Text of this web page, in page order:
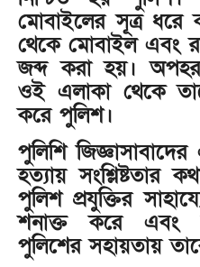
মোবাইলের সূত্র ধরে
থেকে মোবাইল এবং
জব্দ করা হয়।
ওই এলাকা থেকে
করে পুলিশ।
পুলিশি
হত্যায় সংশ্লিষ্টতার
পুলিশ প্রযুক্তির
শনাক্ত করে এবং
পুলিশের সহায়তায়